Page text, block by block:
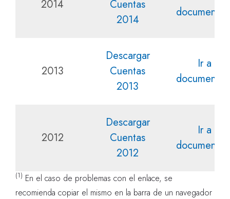
2014
Cuentas
2014
2013
Descargar
Cuentas
2013
Ir a la
2012
Descargar
Cuentas
2012
Ir a la
(1) En el caso de problemas con el enlace, se
recomienda copiar el mismo en la barra de un navegador